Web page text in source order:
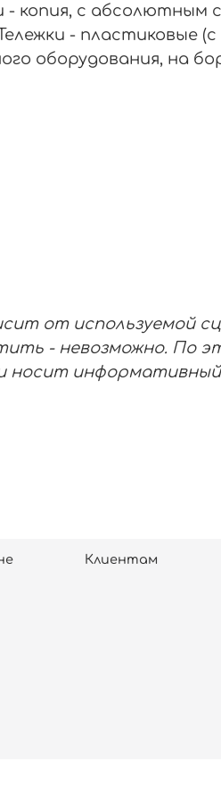
копия, с абсолютным
- пластиковые
оборудования, на
от используемой
- невозможно. По
носит
Клиентам